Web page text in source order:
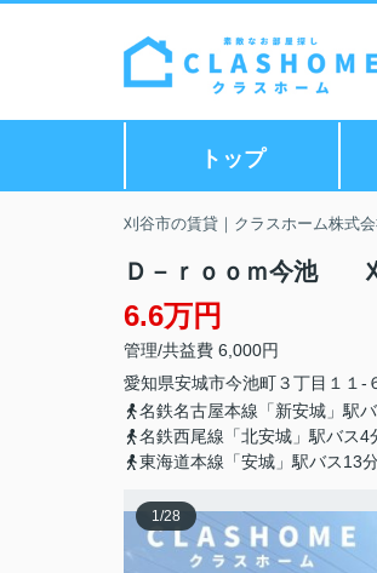
トップ
刈谷市の賃貸｜クラスホーム株式
Ｄ－ｒｏｏｍ今池 刈
6.6万円
管理/共益費 6,000円
愛知県安城市今池町３丁目１１-
名鉄名古屋本線「新安城」駅
名鉄西尾線「北安城」駅バス
東海道本線「安城」駅バス13
1/28